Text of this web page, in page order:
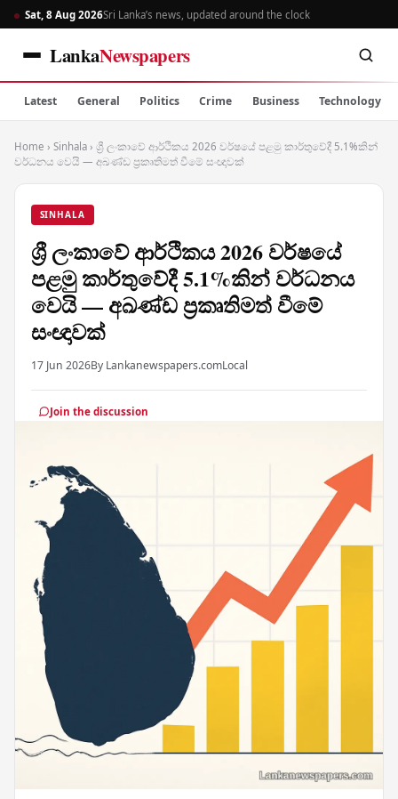
Sat, 8 Aug 2026Sri Lanka’s news, updated around the clock
LankaNewspapers
Latest General Politics Crime Business Technology
Home › Sinhala › ශ්‍රී ලංකාවේ ආර්ථිකය 2026 වර්ෂයේ පළමු කාර්තුවේදී 5.1%කින්
වර්ධනය වෙයි — අඛණ්ඩ ප්‍රකෘතිමත් වීමේ සංඥාවක්
SINHALA
ශ්‍රී ලංකාවේ ආර්ථිකය 2026 වර්ෂයේ
පළමු කාර්තුවේදී 5.1%කින් වර්ධනය
වෙයි — අඛණ්ඩ ප්‍රකෘතිමත් වීමේ
සංඥාවක්
17 Jun 2026By Lankanewspapers.comLocal
Join the discussion